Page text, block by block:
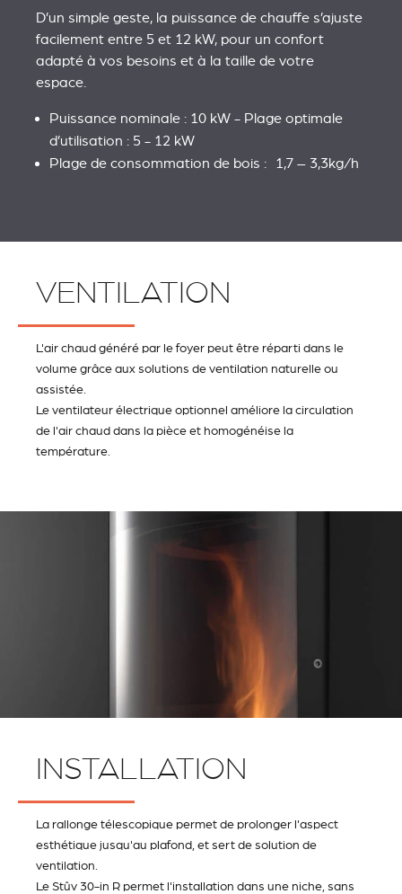
D’un simple geste, la puissance de chauffe s’ajuste
facilement entre 5 et 12 kW, pour un confort
adapté à vos besoins et à la taille de votre
espace.
Puissance nominale : 10 kW - Plage optimale
d’utilisation : 5 - 12 kW
Plage de consommation de bois : 1,7 – 3,3kg/h
VENTILATION
L'air chaud généré par le foyer peut être réparti dans le
volume grâce aux solutions de ventilation naturelle ou
assistée.
Le ventilateur électrique optionnel améliore la circulation
de l'air chaud dans la pièce et homogénéise la
température.
INSTALLATION
La rallonge télescopique permet de prolonger l'aspect
esthétique jusqu'au plafond, et sert de solution de
ventilation.
Le Stûv 30-in R permet l'installation dans une niche, sans